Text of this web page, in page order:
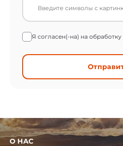
Я согласен(-на) на обработку
О НАС